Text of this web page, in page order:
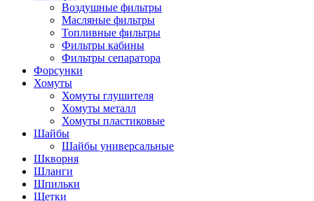
Воздушные фильтры
Масляные фильтры
Топливные фильтры
Фильтры кабины
Фильтры сепаратора
Форсунки
Хомуты
Хомуты глушителя
Хомуты металл
Хомуты пластиковые
Шайбы
Шайбы универсальные
Шкворня
Шланги
Шпильки
Щетки